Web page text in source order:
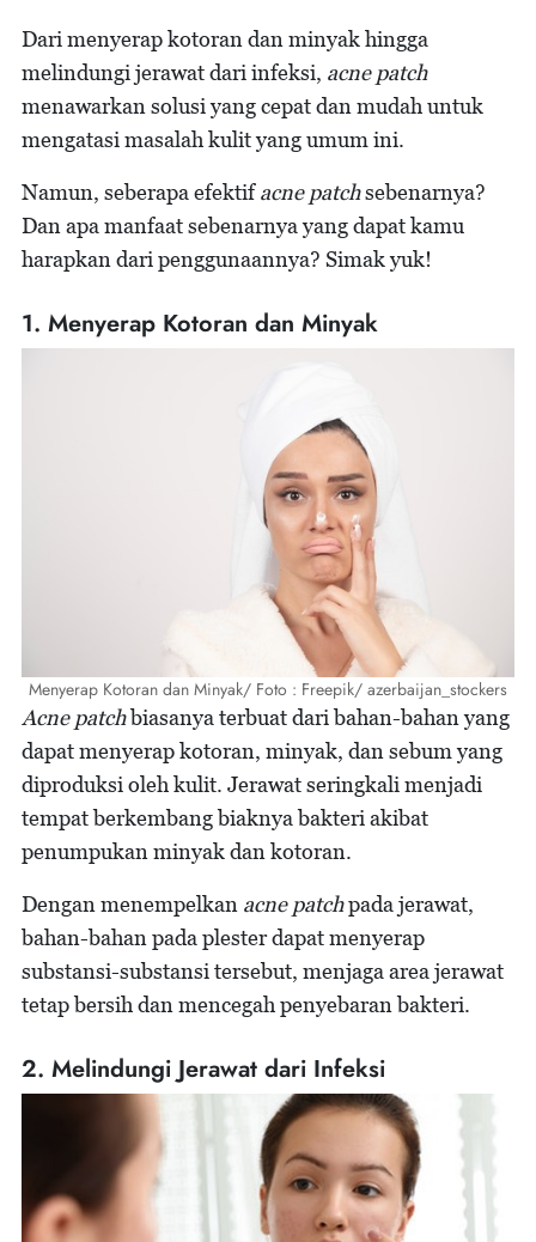
Dari menyerap kotoran dan minyak hingga
melindungi jerawat dari infeksi, acne patch
menawarkan solusi yang cepat dan mudah untuk
mengatasi masalah kulit yang umum ini.
Namun, seberapa efektifacne patchsebenarnya?
Dan apa manfaat sebenarnya yang dapat kamu
harapkan dari penggunaannya? Simak yuk!
1. Menyerap Kotoran dan Minyak
Menyerap Kotoran dan Minyak/ Foto : Freepik/ azerbaijan_stockers
Acne patchbiasanya terbuat dari bahan-bahan yang
dapat menyerap kotoran, minyak, dan sebum yang
diproduksi oleh kulit. Jerawat seringkali menjadi
tempat berkembang biaknya bakteri akibat
penumpukan minyak dan kotoran.
Dengan menempelkan acne patchpada jerawat,
bahan-bahan pada plester dapat menyerap
substansi-substansi tersebut, menjaga area jerawat
tetap bersih dan mencegah penyebaran bakteri.
2. Melindungi Jerawat dari Infeksi